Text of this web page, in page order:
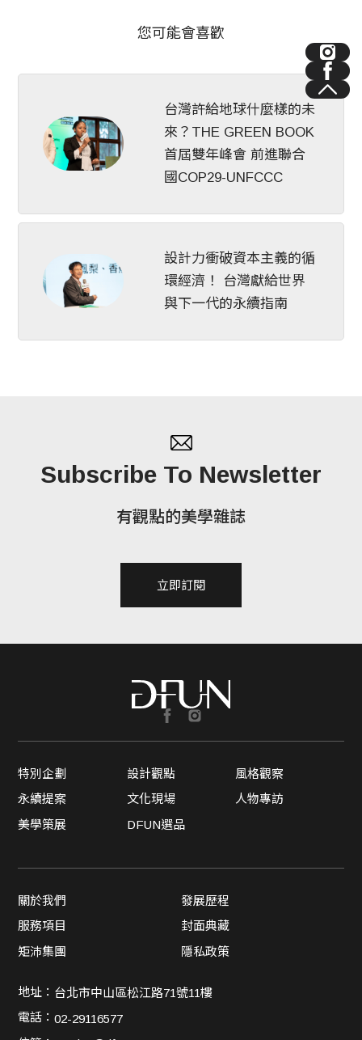
您可能會喜歡
台灣許給地球什麼樣的未
來？THE GREEN BOOK
首屆雙年峰會 前進聯合
國COP29-UNFCCC
設計力衝破資本主義的循
環經濟！ 台灣獻給世界
與下一代的永續指南
Subscribe To Newsletter
有觀點的美學雜誌
立即訂閱
特別企劃 設計觀點
風格觀察
永續提案
文化現場
人物專訪
美學策展
DFUN選品
關於我們
發展歷程
服務項目
封面典藏
矩沛集團
隱私政策
地址： 台北市中山區松江路71號11樓
電話：02-29116577